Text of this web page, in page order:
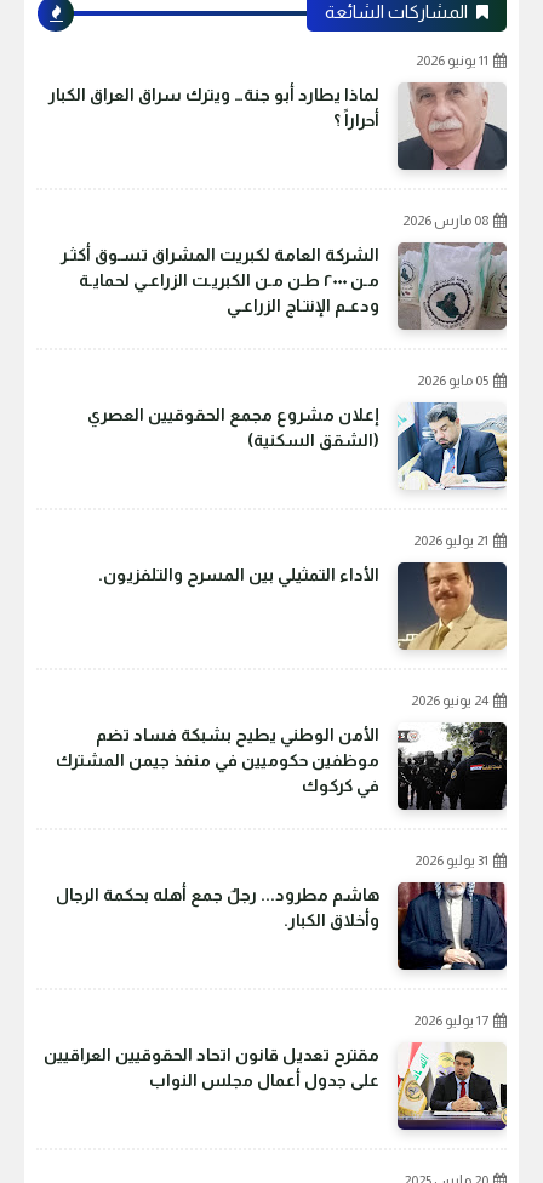
المشاركات الشائعة
11 يونيو 2026
لماذا يطارد أبو جنة… ويترك سراق العراق الكبار
أحراراً ؟
08 مارس 2026
الشركة العامة لكبريت المشراق تسـوق أكثـر
مـن ٢٠٠٠ طـن مـن الكبريـت الزراعـي لحمايـة
ودعـم الإنتـاج الزراعـي
05 مايو 2026
إعلان مشروع مجمع الحقوقيين العصري
(الشقق السكنية)
21 يوليو 2026
الأداء التمثيلي بين المسرح والتلفزيون.
24 يونيو 2026
الأمن الوطني يطيح بشبكة فساد تضم
موظفين حكوميين في منفذ جيمن المشترك
في كركوك
31 يوليو 2026
هاشم مطرود... رجلٌ جمع أهله بحكمة الرجال
وأخلاق الكبار.
17 يوليو 2026
مقترح تعديل قانون اتحاد الحقوقيين العراقيين
على جدول أعمال مجلس النواب